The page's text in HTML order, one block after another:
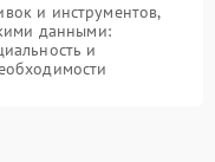
и инструментов,
данными:
и